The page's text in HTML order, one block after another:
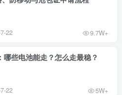
22 9.7W+
些电池能走？怎么走最稳？
22 5W+